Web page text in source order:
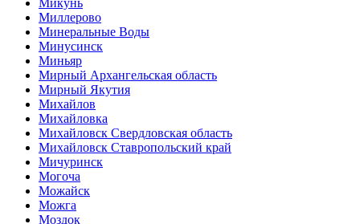
Микунь
Миллерово
Минеральные Воды
Минусинск
Миньяр
Мирный Архангельская область
Мирный Якутия
Михайлов
Михайловка
Михайловск Свердловская область
Михайловск Ставропольский край
Мичуринск
Могоча
Можайск
Можга
Моздок